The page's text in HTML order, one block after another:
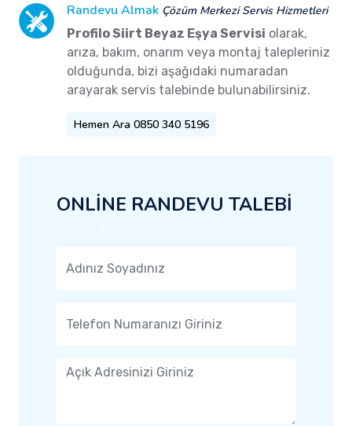
Randevu Almak Çözüm Merkezi Servis Hizmetleri
Profilo Siirt Beyaz Eşya Servisi olarak,
arıza, bakım, onarım veya montaj talepleriniz
olduğunda, bizi aşağıdaki numaradan
arayarak servis talebinde bulunabilirsiniz.
Hemen Ara 0850 340 5196
ONLİNE RANDEVU TALEBİ